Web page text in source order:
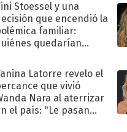
Stoessel y una
que encendió la
familiar:
quedarían
Latorre revelo el
que vivió
Nara al aterrizar
el país: "Le pasan